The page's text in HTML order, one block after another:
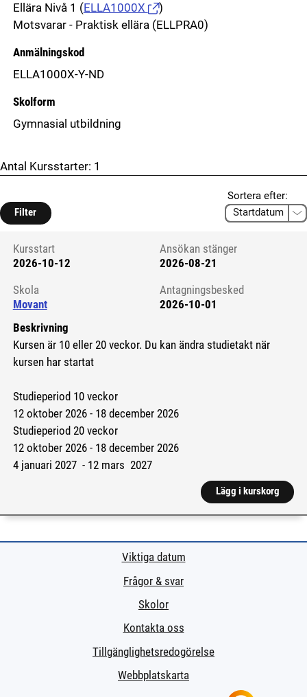
Ellära Nivå 1 (ELLA1000X
)
Motsvarar - Praktisk ellära (ELLPRA0)
Anmälningskod
ELLA1000X-Y-ND
Skolform
Gymnasial utbildning
Antal Kursstarter: 1
Filter
Sortera efter:
Kursstart 6295501
Kursstart
2026-10-12
Ansökan stänger
2026-08-21
Skola
Movant
Antagningsbesked
2026-10-01
Beskrivning
Kursen är 10 eller 20 veckor. Du kan ändra studietakt när
kursen har startat
Studieperiod 10 veckor
12 oktober 2026 - 18 december 2026
Studieperiod 20 veckor
12 oktober 2026 - 18 december 2026
4 januari 2027 - 12 mars 2027
Lägg i kurskorg
Viktiga datum
Frågor & svar
Skolor
Kontakta oss
Tillgänglighetsredogörelse
Webbplatskarta